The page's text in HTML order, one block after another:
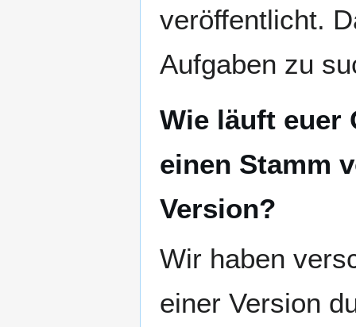
veröffentlicht.
Aufgaben zu
Wie läuft euer
einen Stamm
Version?
Wir haben
einer Version